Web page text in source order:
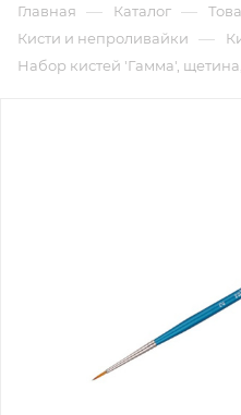
Главная — Каталог —
Кисти и непроливайки —
Набор кистей 'Гамма', щетина,